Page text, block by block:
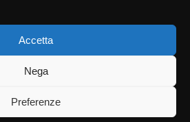
Accetta
Nega
Preferenze